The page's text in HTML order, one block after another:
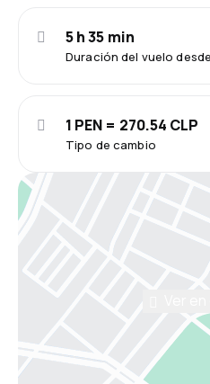
Duración del vuelo
5 h 35 min
Tipo de cambio
1 PEN = 270.54 CLP